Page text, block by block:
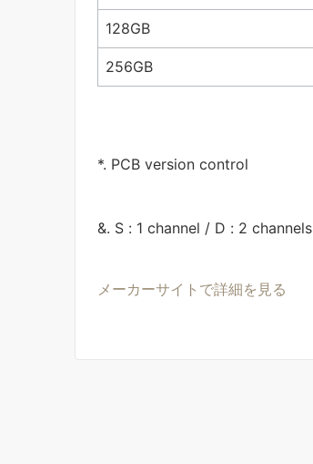
128GB
256GB
*. PCB version control
&. S : 1 channel / D : 2 channels
メーカーサイトで詳細を見る